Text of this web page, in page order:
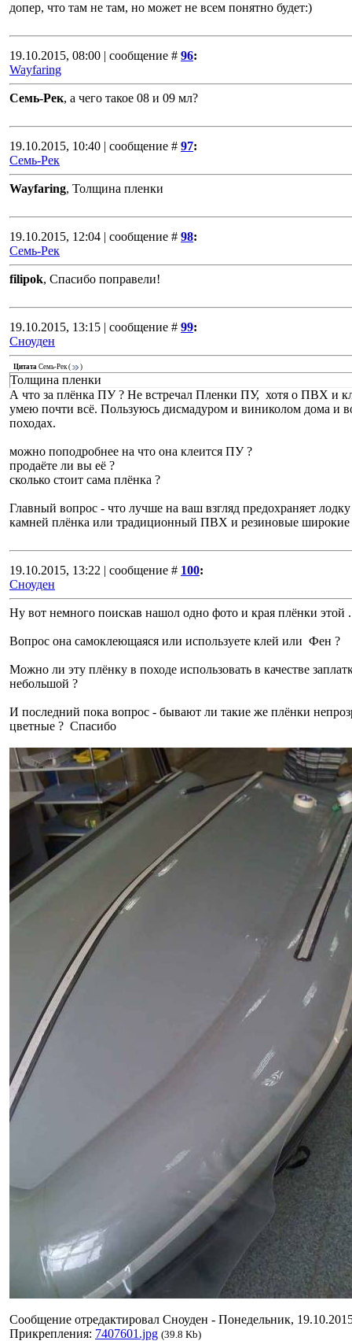
допер, что там не там, но может не всем понятно будет:)
19.10.2015, 08:00 | сообщение # 96:
Wayfaring
Семь-Рек, а чего такое 08 и 09 мл?
19.10.2015, 10:40 | сообщение # 97:
Семь-Рек
Wayfaring, Толщина пленки
19.10.2015, 12:04 | сообщение # 98:
Семь-Рек
filipok, Спасибо поправели!
19.10.2015, 13:15 | сообщение # 99:
Сноуден
Цитата Семь-Рек( )
Толщина пленки
А что за плёнка ПУ ? Не встречал Пленки ПУ, хотя о ПВХ и
умею почти всё. Пользуюсь дисмадуром и виниколом дома и
походах.
можно поподробнее на что она клеится ПУ ?
продаёте ли вы её ?
сколько стоит сама плёнка ?
Главный вопрос - что лучше на ваш взгляд предохраняет
камней плёнка или традиционный ПВХ и резиновые широкие
19.10.2015, 13:22 | сообщение # 100:
Сноуден
Ну вот немного поискав нашол одно фото и края плёнки этой .
Вопрос она самоклеющаяся или используете клей или Фен ?
Можно ли эту плёнку в походе использовать в качестве
небольшой ?
И последний пока вопрос - бывают ли такие же плёнки
цветные ? Спасибо
Сообщение отредактировал Сноуден - Понедельник,
Прикрепления: 7407601.jpg (39.8 Kb)